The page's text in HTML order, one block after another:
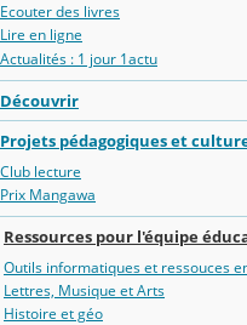
Ecouter des livres
Lire en ligne
Actualités : 1 jour 1actu
Découvrir
Projets pédagogiques et
Club lecture
Prix Mangawa
Ressources pour l'équipe
Outils informatiques et ressouces
Lettres, Musique et Arts
Histoire et géo